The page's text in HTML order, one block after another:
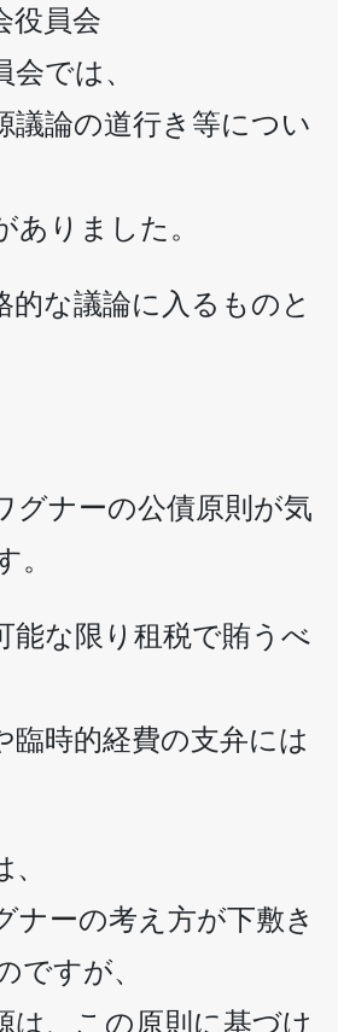
役員会
では、
議論の道行き等につい
ありました。
的な議論に入るものと
グナーの公債原則が気
。
能な限り租税で賄うべ
臨時的経費の支弁には
ナーの考え方が下敷き
ですが、
は、この原則に基づけ